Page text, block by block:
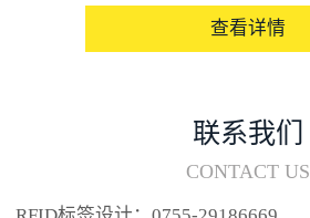
查看详情
联系我们
CONTACT US